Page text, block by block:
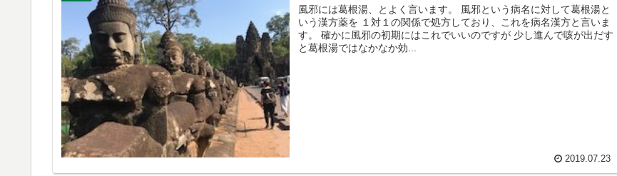
風邪には葛根湯、とよく言います。 風邪という病名に対して葛根湯と
いう漢方薬を １対１の関係で処方しており、これを病名漢方と言いま
す。 確かに風邪の初期にはこれでいいのですが 少し進んで咳が出だす
と葛根湯ではなかなか効...
2019.07.23